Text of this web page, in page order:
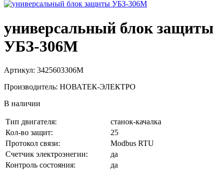
универсальный блок защиты
УБЗ-306М
Артикул: 3425603306М
Производитель: НОВАТЕК-ЭЛЕКТРО
В наличии
Тип двигателя:
станок-качалка
Кол-во защит:
25
Протокол связи:
Modbus RTU
Счетчик электроэнегии:
да
Контроль состояния:
да